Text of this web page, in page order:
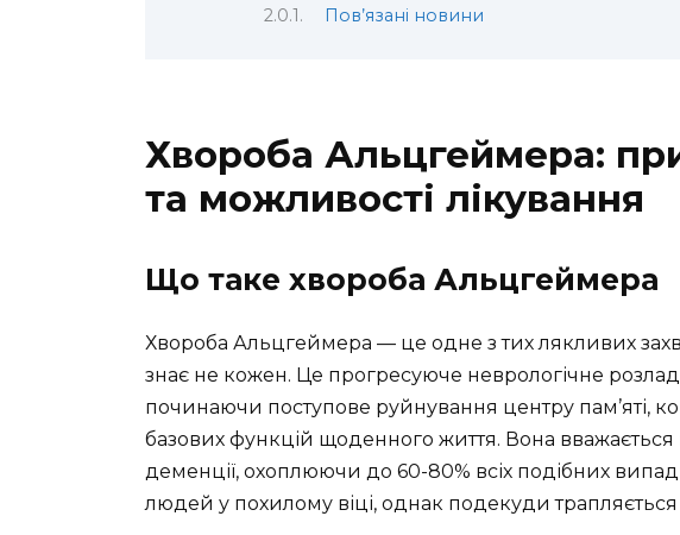
Пов’язані новини
Хвороба Альцгеймера:
та можливості лікування
Що таке хвороба Альцгеймера
Хвороба Альцгеймера — це одне з тих лякливих
знає не кожен. Це прогресуюче неврологічне
починаючи поступове руйнування центру пам’яті,
базових функцій щоденного життя. Вона
деменції, охоплюючи до 60-80% всіх подібних
людей у похилому віці, однак подекуди